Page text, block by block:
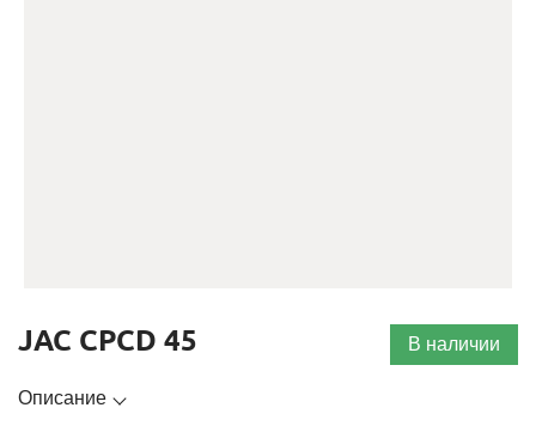
В наличии
JAC CPCD 45
Описание